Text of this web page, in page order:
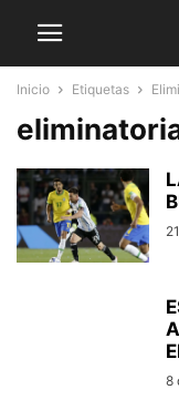
Inicio Etiquetas
8